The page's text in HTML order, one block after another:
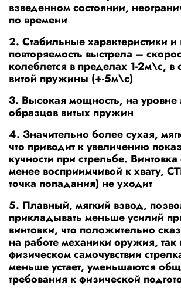
взведенном состоянии,
по времени
2. Стабильные характеристики и
повторяемость выстрела –
колеблется в пределах 1-2м\с, в
витой пружины (+-5м\с)
3. Высокая мощность, на
образцов витых пружин
4. Значительно более сухая,
что приводит к увеличению
кучности при стрельбе. Винтовка
менее восприимчивой к хвату,
точка попадания) не уходит
5. Плавный, мягкий взвод,
прикладывать меньше усилий
винтовки, что положительно
на работе механики оружия, так
физическом самочувствии
меньше устает, уменьшаются
требования к физической